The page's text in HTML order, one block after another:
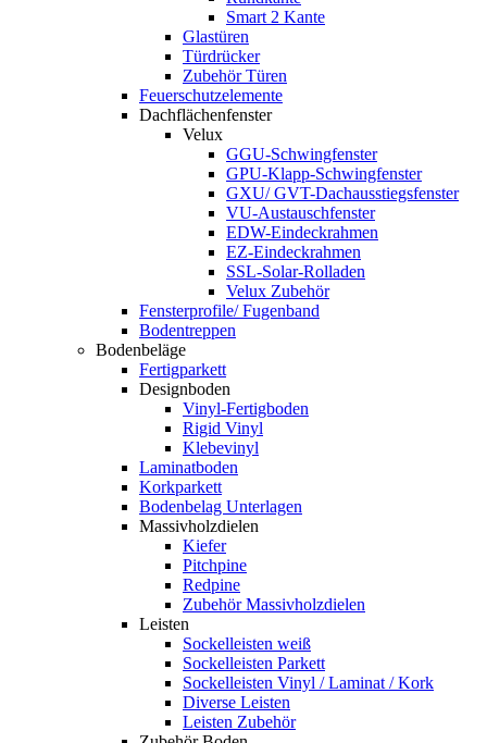
Smart 2 Kante
Glastüren
Türdrücker
Zubehör Türen
Feuerschutzelemente
Dachflächenfenster
Velux
GGU-Schwingfenster
GPU-Klapp-Schwingfenster
GXU/ GVT-Dachausstiegsfenster
VU-Austauschfenster
EDW-Eindeckrahmen
EZ-Eindeckrahmen
SSL-Solar-Rolladen
Velux Zubehör
Fensterprofile/ Fugenband
Bodentreppen
Bodenbeläge
Fertigparkett
Designboden
Vinyl-Fertigboden
Rigid Vinyl
Klebevinyl
Laminatboden
Korkparkett
Bodenbelag Unterlagen
Massivholzdielen
Kiefer
Pitchpine
Redpine
Zubehör Massivholzdielen
Leisten
Sockelleisten weiß
Sockelleisten Parkett
Sockelleisten Vinyl / Laminat / Kork
Diverse Leisten
Leisten Zubehör